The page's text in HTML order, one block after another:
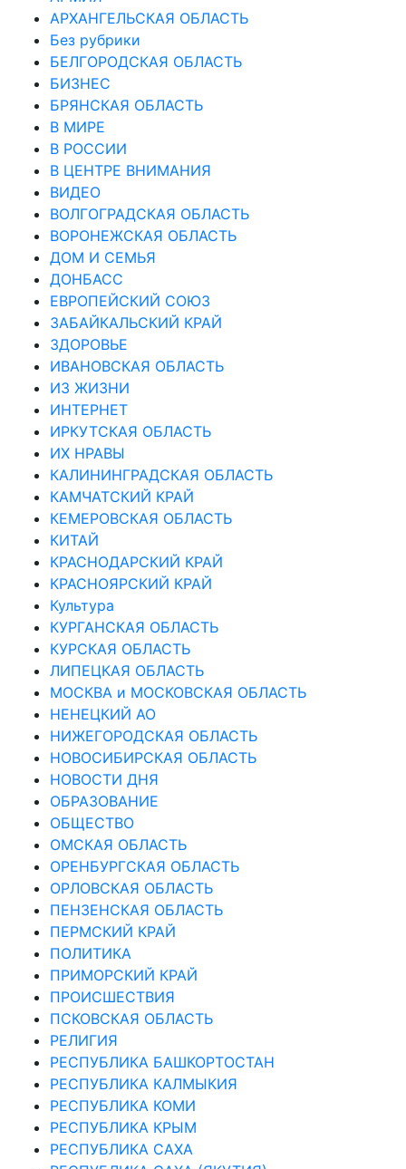
АРХАНГЕЛЬСКАЯ ОБЛАСТЬ
Без рубрики
БЕЛГОРОДСКАЯ ОБЛАСТЬ
БИЗНЕС
БРЯНСКАЯ ОБЛАСТЬ
В МИРЕ
В РОССИИ
В ЦЕНТРЕ ВНИМАНИЯ
ВИДЕО
ВОЛГОГРАДСКАЯ ОБЛАСТЬ
ВОРОНЕЖСКАЯ ОБЛАСТЬ
ДОМ И СЕМЬЯ
ДОНБАСС
ЕВРОПЕЙСКИЙ СОЮЗ
ЗАБАЙКАЛЬСКИЙ КРАЙ
ЗДОРОВЬЕ
ИВАНОВСКАЯ ОБЛАСТЬ
ИЗ ЖИЗНИ
ИНТЕРНЕТ
ИРКУТСКАЯ ОБЛАСТЬ
ИХ НРАВЫ
КАЛИНИНГРАДCКАЯ ОБЛАСТЬ
КАМЧАТСКИЙ КРАЙ
КЕМЕРОВСКАЯ ОБЛАСТЬ
КИТАЙ
КРАСНОДАРСКИЙ КРАЙ
КРАСНОЯРСКИЙ КРАЙ
Культура
КУРГАНСКАЯ ОБЛАСТЬ
КУРСКАЯ ОБЛАСТЬ
ЛИПЕЦКАЯ ОБЛАСТЬ
МОСКВА и МОСКОВСКАЯ ОБЛАСТЬ
НЕНЕЦКИЙ АО
НИЖЕГОРОДСКАЯ ОБЛАСТЬ
НОВОСИБИРСКАЯ ОБЛАСТЬ
НОВОСТИ ДНЯ
ОБРАЗОВАНИЕ
ОБЩЕСТВО
ОМСКАЯ ОБЛАСТЬ
ОРЕНБУРГСКАЯ ОБЛАСТЬ
ОРЛОВСКАЯ ОБЛАСТЬ
ПЕНЗЕНСКАЯ ОБЛАСТЬ
ПЕРМСКИЙ КРАЙ
ПОЛИТИКА
ПРИМОРСКИЙ КРАЙ
ПРОИСШЕСТВИЯ
ПСКОВСКАЯ ОБЛАСТЬ
РЕЛИГИЯ
РЕСПУБЛИКА БАШКОРТОСТАН
РЕСПУБЛИКА КАЛМЫКИЯ
РЕСПУБЛИКА КОМИ
РЕСПУБЛИКА КРЫМ
РЕСПУБЛИКА САХА